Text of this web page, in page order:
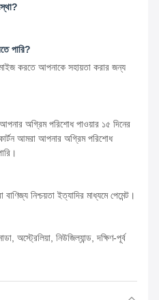
পারি?
করতে আপনাকে সহায়তা করার জন্য
অগ্রিম পরিশোধ পাওয়ার ১৫ দিনের
আমরা আপনার অগ্রিম পরিশোধ
নিশ্চয়তা ইত্যাদির মাধ্যমে পেমেন্ট।
অস্ট্রেলিয়া, নিউজিল্যান্ড, দক্ষিণ-পূর্ব